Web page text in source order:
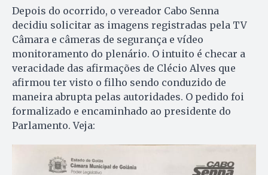
Depois do ocorrido, o vereador Cabo Senna
decidiu solicitar as imagens registradas pela TV
Câmara e câmeras de segurança e vídeo
monitoramento do plenário. O intuito é checar a
veracidade das afirmações de Clécio Alves que
afirmou ter visto o filho sendo conduzido de
maneira abrupta pelas autoridades. O pedido foi
formalizado e encaminhado ao presidente do
Parlamento. Veja: